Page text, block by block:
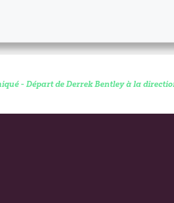
- Départ de Derrek Bentley à la